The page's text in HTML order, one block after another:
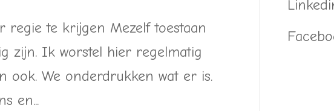
regie te krijgen Mezelf toestaan
zijn. Ik worstel hier regelmatig
ook. We onderdrukken wat er is.
en...